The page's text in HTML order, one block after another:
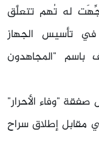
له تُهم تتعلَّق
تأسيس الجهاز
باسم "المجاهدون
عام 2011 خلال صفقة "وفاء الأحرار"
مقابل إطلاق سراح